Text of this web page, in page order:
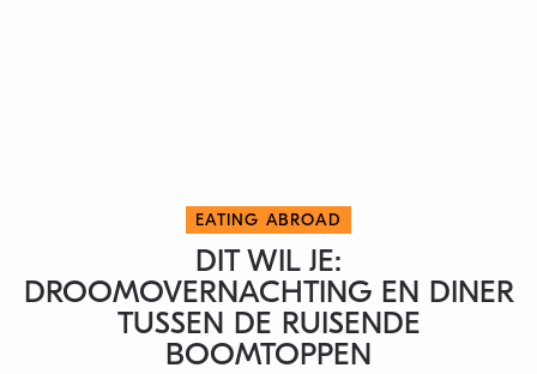
EATING ABROAD
DIT WIL JE:
DROOMOVERNACHTING EN DINER
TUSSEN DE RUISENDE
BOOMTOPPEN